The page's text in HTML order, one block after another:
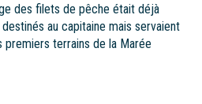
des filets de pêche était déjà
destinés au capitaine mais servaient
terrains de la Marée